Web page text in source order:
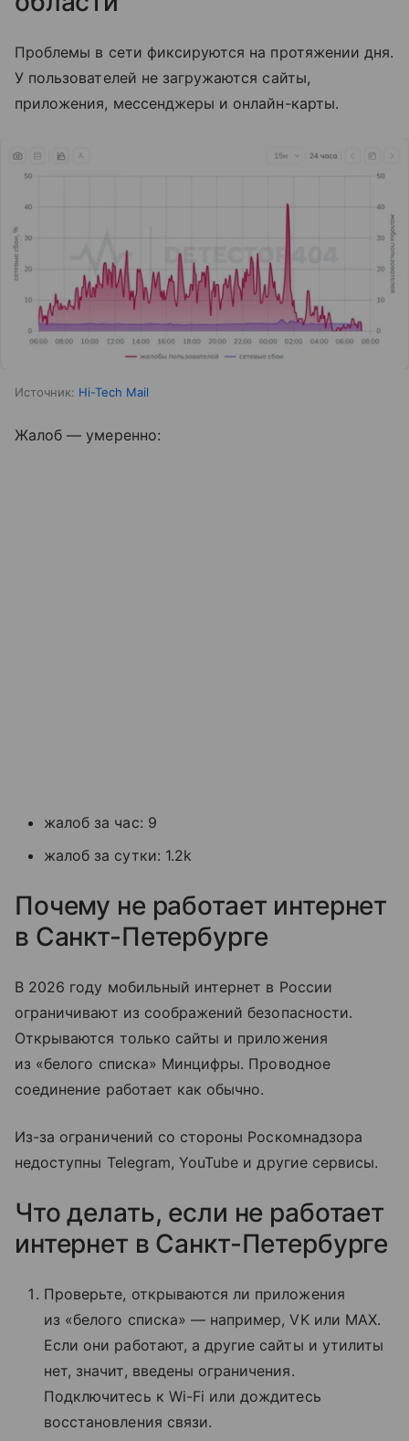
Проблемы в сети фиксируются на протяжении дня.
У пользователей не загружаются сайты,
приложения, мессенджеры и онлайн-карты.
Источник: Hi-Tech Mail
Жалоб — умеренно:
жалоб за час: 9
жалоб за сутки: 1.2k
Почему не работает интернет
в Санкт-Петербурге
В 2026 году мобильный интернет в России
ограничивают из соображений безопасности.
Открываются только сайты и приложения
из «белого списка» Минцифры. Проводное
соединение работает как обычно.
Из-за ограничений со стороны Роскомнадзора
недоступны Telegram, YouTube и другие сервисы.
Что делать, если не работает
интернет в Санкт-Петербурге
Проверьте, открываются ли приложения
из «белого списка» — например, VK или MAX.
Если они работают, а другие сайты и утилиты
нет, значит, введены ограничения.
Подключитесь к Wi-Fi или дождитесь
восстановления связи.